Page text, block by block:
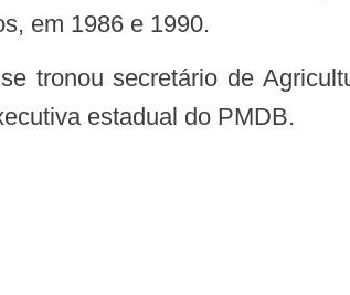
em 1986 e 1990.
estadual do PMDB.